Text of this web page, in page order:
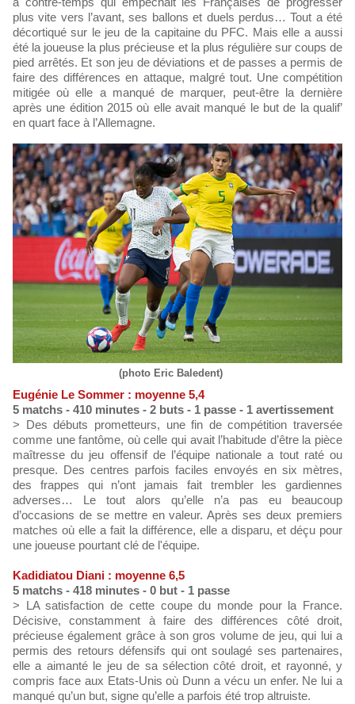
plus vite vers l’avant, ses ballons et duels perdus… Tout a été
décortiqué sur le jeu de la capitaine du PFC. Mais elle a aussi
été la joueuse la plus précieuse et la plus régulière sur coups de
pied arrêtés. Et son jeu de déviations et de passes a permis de
faire des différences en attaque, malgré tout. Une compétition
mitigée où elle a manqué de marquer, peut-être la dernière
après une édition 2015 où elle avait manqué le but de la qualif’
en quart face à l’Allemagne.
(photo Eric Baledent)
Eugénie Le Sommer : moyenne 5,4
5 matchs - 410 minutes - 2 buts - 1 passe - 1 avertissement
> Des débuts prometteurs, une fin de compétition traversée
comme une fantôme, où celle qui avait l’habitude d’être la pièce
maîtresse du jeu offensif de l’équipe nationale a tout raté ou
presque. Des centres parfois faciles envoyés en six mètres,
des frappes qui n’ont jamais fait trembler les gardiennes
adverses… Le tout alors qu’elle n’a pas eu beaucoup
d’occasions de se mettre en valeur. Après ses deux premiers
matches où elle a fait la différence, elle a disparu, et déçu pour
une joueuse pourtant clé de l'équipe.
Kadidiatou Diani : moyenne 6,5
5 matchs - 418 minutes - 0 but - 1 passe
> LA satisfaction de cette coupe du monde pour la France.
Décisive, constamment à faire des différences côté droit,
précieuse également grâce à son gros volume de jeu, qui lui a
permis des retours défensifs qui ont soulagé ses partenaires,
elle a aimanté le jeu de sa sélection côté droit, et rayonné, y
compris face aux Etats-Unis où Dunn a vécu un enfer. Ne lui a
manqué qu’un but, signe qu’elle a parfois été trop altruiste.